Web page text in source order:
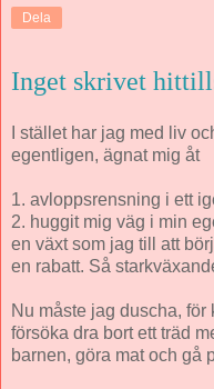
Dela
Inget skrivet
I stället har jag med liv
egentligen, ägnat mig åt
1. avloppsrensning i ett
2. huggit mig väg i min
en växt som jag till att
en rabatt. Så
Nu måste jag duscha, för
försöka dra bort ett träd
barnen, göra mat och gå